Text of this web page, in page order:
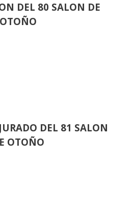
DEL 80 SALON DE
OTOÑO
DEL 81 SALON
OTOÑO